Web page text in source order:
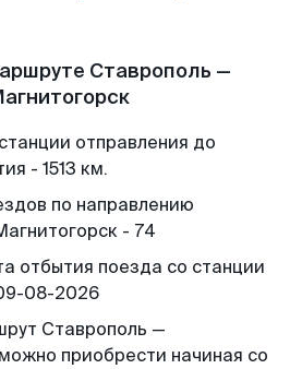
Ставрополь —
отправления до
- 1513 км.
по направлению
- 74
отбытия поезда со станции
08-2026
Ставрополь —
приобрести начиная со